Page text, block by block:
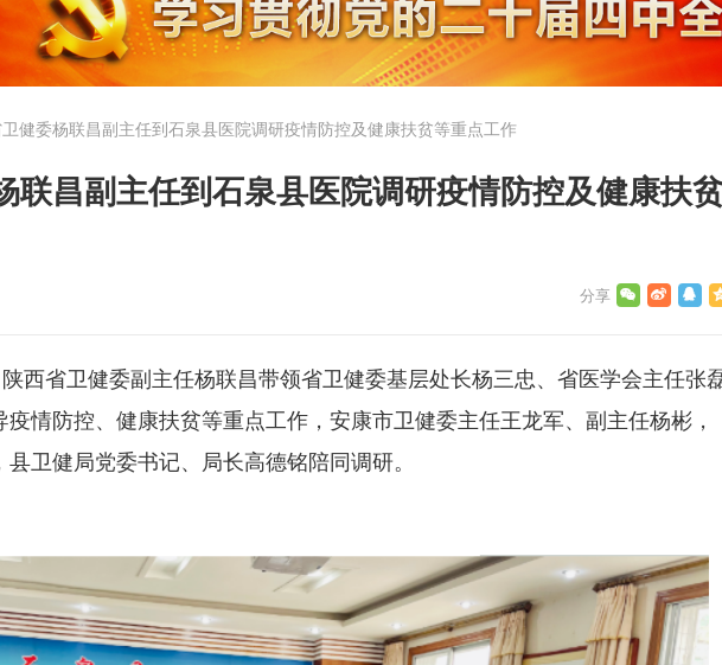
健委杨联昌副主任到石泉县医院调研疫情防控及健康扶贫等重点工作
联昌副主任到石泉县医院调研疫情防控及健康扶
陕西省卫健委副主任杨联昌带领省卫健委基层处长杨三忠、省医学会主任张
情防控、健康扶贫等重点工作，安康市卫健委主任王龙军、副主任杨彬，
卫健局党委书记、局长高德铭陪同调研。